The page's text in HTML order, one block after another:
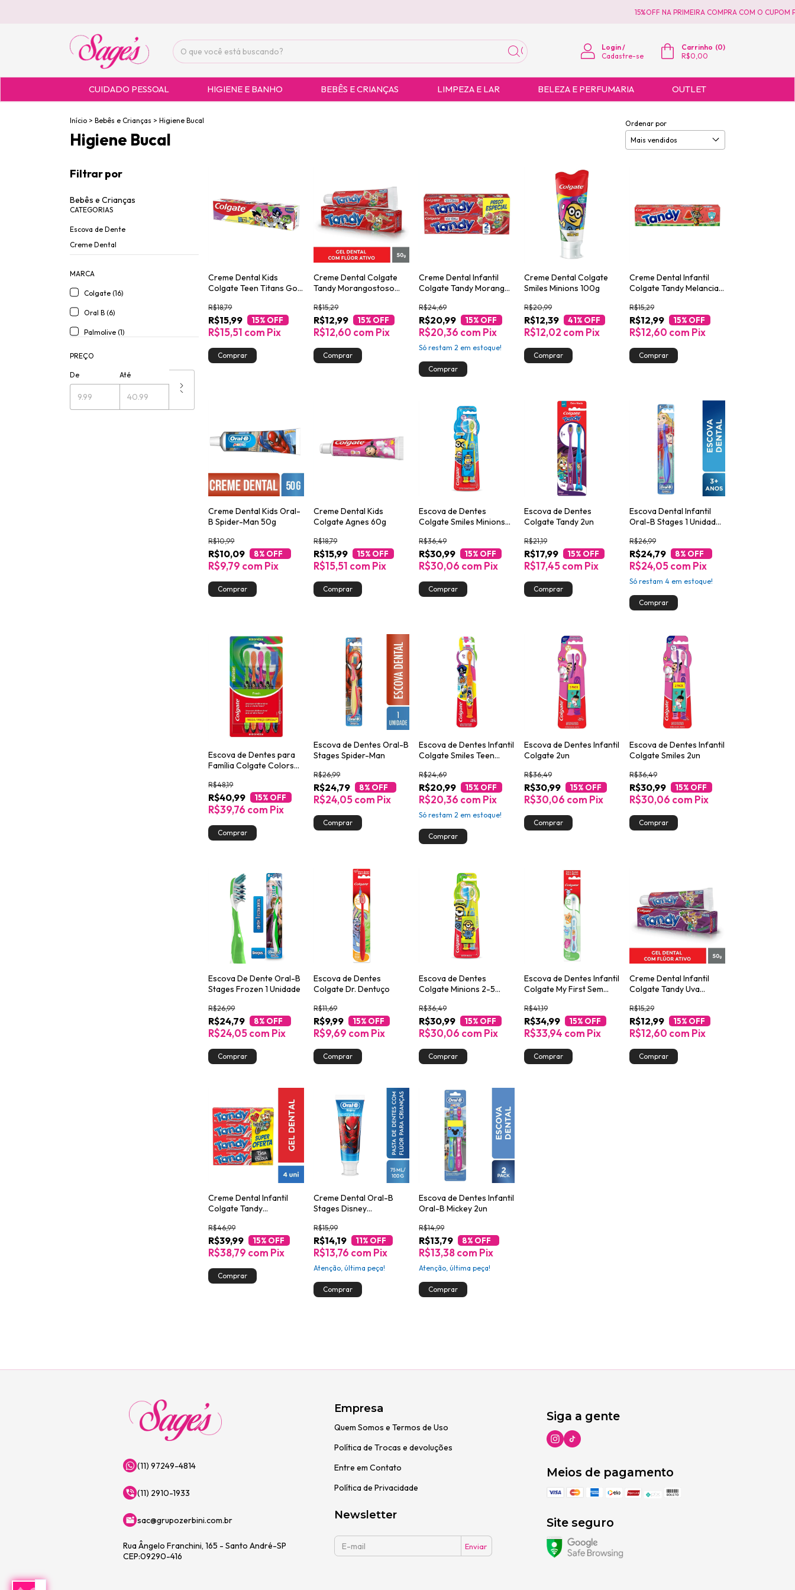
15%OFF NA PRIMEIRA COMPRA COM O CUPOM
Login /
Cadastre-se
Carrinho (0)
R$0,00
CUIDADO PESSOAL HIGIENE E BANHO BEBÊS E CRIANÇAS LIMPEZA E LAR BELEZA E PERFUMARIA OUTLET
Início > Bebês e Crianças > Higiene Bucal
Higiene Bucal
Ordenar por
Filtrar por
Bebês e Crianças
CATEGORIAS
Escova de Dente
Creme Dental
MARCA
Colgate (16)
Oral B (6)
Palmolive (1)
PREÇO
De Até
Creme Dental Kids
Colgate Teen Titans Go
R$15,99
R$18,79
15% OFF
R$15,51 com Pix
Creme Dental Colgate
Tandy Morangostoso
R$12,99
R$15,29
15% OFF
R$12,60 com Pix
Creme Dental Infantil
Colgate Tandy Morango
R$20,99
R$24,69
15% OFF
R$20,36 com Pix
Só restam2 em estoque!
Creme Dental Colgate
Smiles Minions 100g
R$12,39
R$20,99
41% OFF
R$12,02 com Pix
Creme Dental Infantil
Colgate Tandy Melancia
R$12,99
R$15,29
15% OFF
R$12,60 com Pix
Creme Dental Kids Oral-
B Spider-Man 50g
R$10,09
R$10,99
8% OFF
R$9,79 com Pix
Creme Dental Kids
Colgate Agnes 60g
R$15,99
R$18,79
15% OFF
R$15,51 com Pix
Escova de Dentes
Colgate Smiles Minions
R$30,99
R$36,49
15% OFF
R$30,06 com Pix
Escova de Dentes
Colgate Tandy 2un
R$17,99
R$21,19
15% OFF
R$17,45com Pix
Escova Dental Infantil
Oral-B Stages 1 Unidade
R$24,79
R$26,99
8% OFF
R$24,05com Pix
Só restam4 em estoque!
Escova de Dentes para
Família Colgate Colors
R$40,99
R$48,19
15% OFF
R$39,76 com Pix
Escova de Dentes Oral-B
Stages Spider-Man
R$24,79
R$26,99
8% OFF
R$24,05com Pix
Escova de Dentes Infantil
Colgate Smiles Teen
R$20,99
R$24,69
15% OFF
R$20,36 com Pix
Só restam2 em estoque!
Escova de Dentes Infantil
Colgate 2un
R$30,99
R$36,49
15% OFF
R$30,06 com Pix
Escova de Dentes Infantil
Colgate Smiles 2un
R$30,99
R$36,49
15% OFF
R$30,06 com Pix
Escova De Dente Oral-B
Stages Frozen 1 Unidade
R$24,79
R$26,99
8% OFF
R$24,05com Pix
Escova de Dentes
Colgate Dr. Dentuço
R$9,99
R$11,69
15% OFF
R$9,69 com Pix
Escova de Dentes
Colgate Minions 2-5
R$30,99
R$36,49
15% OFF
R$30,06 com Pix
Escova de Dentes Infantil
Colgate My First Sem
R$34,99
R$41,19
15% OFF
R$33,94 com Pix
Creme Dental Infantil
Colgate Tandy Uva
R$12,99
R$15,29
15% OFF
R$12,60 com Pix
Creme Dental Infantil
Colgate Tandy
50g
R$39,99
R$46,99
15% OFF
R$38,79 com Pix
Creme Dental Oral-B
Stages Disney
R$14,19
R$15,99
11% OFF
R$13,76 com Pix
Atenção, última peça!
Escova de Dentes Infantil
Oral-B Mickey 2un
R$13,79
R$14,99
8% OFF
R$13,38com Pix
Atenção, última peça!
(11) 97249-4814
(11) 2910-1933
sac@grupozerbini.com.br
Rua Ângelo Franchini, 165 - Santo André-SP
CEP:09290-416
Empresa
Quem Somos e Termos de Uso
Política de Trocas e devoluções
Entre em Contato
Política de Privacidade
Newsletter
Siga a gente
Meios de pagamento
Site seguro